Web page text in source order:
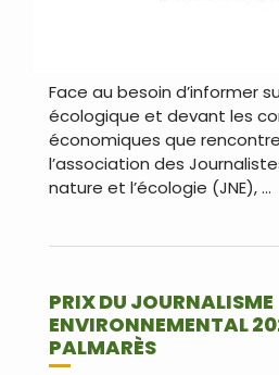
Face au besoin d’informer
écologique et devant les
économiques que
l’association des
nature et l’écologie (JNE), …
PRIX DU JOURNALISME
ENVIRONNEMENTAL
PALMARÈS